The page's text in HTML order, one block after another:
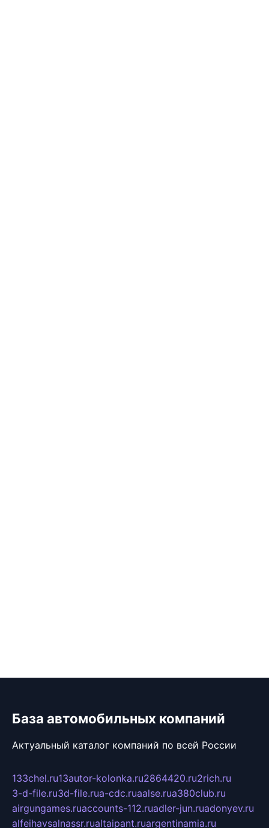
База автомобильных компаний
Актуальный каталог компаний по всей России
133chel.ru13autor-kolonka.ru2864420.ru2rich.ru
3-d-file.ru3d-file.rua-cdc.ruaalse.rua380club.ru
airgungames.ruaccounts-112.ruadler-jun.ruadonyev.ru
alfeihavsalnassr.rualtaipant.ruargentinamia.ru